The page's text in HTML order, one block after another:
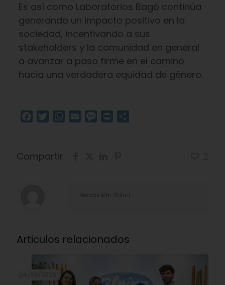
Es así como Laboratorios Bagó continúa
generando un impacto positivo en la
sociedad, incentivando a sus
stakeholders y la comunidad en general
a avanzar a paso firme en el camino
hacia una verdadera equidad de género.
Facebook
TwitterWhatsApp
Email Message
Print
Compartir
Redacción Salud
Articulos relacionados